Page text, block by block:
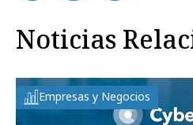
Noticias
Empresas y Negocios